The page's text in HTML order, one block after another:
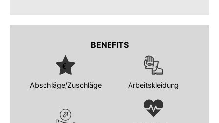
BENEFITS
Abschläge/Zuschläge Arbeitskleidung